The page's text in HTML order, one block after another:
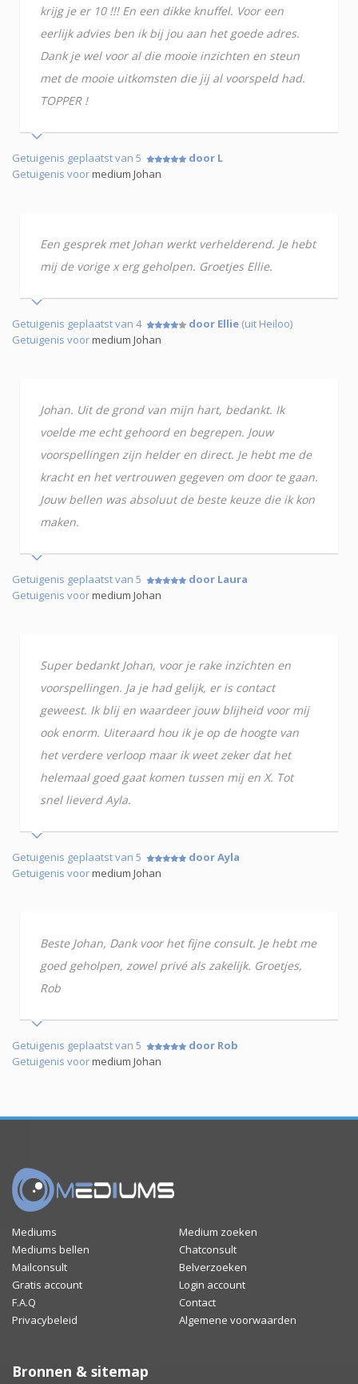
krijg je er 10 !!! En een dikke knuffel. Voor een
eerlijk advies ben ik bij jou aan het goede adres.
Dank je wel voor al die mooie inzichten en steun
met de mooie uitkomsten die jij al voorspeld had.
TOPPER !
Getuigenis geplaatst van 5
door L
Getuigenis voormedium Johan
Een gesprek met Johan werkt verhelderend. Je hebt
mij de vorige x erg geholpen. Groetjes Ellie.
Getuigenis geplaatst van 4 door Ellie (uit Heiloo)
Getuigenis voormedium Johan
Johan. Uit de grond van mijn hart, bedankt. Ik
voelde me echt gehoord en begrepen. Jouw
voorspellingen zijn helder en direct. Je hebt me de
kracht en het vertrouwen gegeven om door te gaan.
Jouw bellen was absoluut de beste keuze die ik kon
maken.
Getuigenis geplaatst van 5
door Laura
Getuigenis voormedium Johan
Super bedankt Johan, voor je rake inzichten en
voorspellingen. Ja je had gelijk, er is contact
geweest. Ik blij en waardeer jouw blijheid voor mij
ook enorm. Uiteraard hou ik je op de hoogte van
het verdere verloop maar ik weet zeker dat het
helemaal goed gaat komen tussen mij en X. Tot
snel lieverd Ayla.
Getuigenis geplaatst van 5
door Ayla
Getuigenis voormedium Johan
Beste Johan, Dank voor het fijne consult. Je hebt me
goed geholpen, zowel privé als zakelijk. Groetjes,
Rob
Getuigenis geplaatst van 5
door Rob
Getuigenis voormedium Johan
Mediums
Medium zoeken
Mediums bellen
Chatconsult
Mailconsult
Belverzoeken
Gratis account
Login account
F.A.Q
Contact
Privacybeleid
Algemene voorwaarden
Bronnen & sitemap